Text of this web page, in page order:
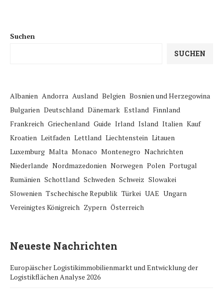
Suchen
SUCHEN
Albanien Andorra Ausland Belgien Bosnien und Herzegowina
Bulgarien Deutschland Dänemark Estland Finnland
Frankreich Griechenland Guide Irland Island Italien Kauf
Kroatien Leitfaden Lettland Liechtenstein Litauen
Luxemburg Malta Monaco Montenegro Nachrichten
Niederlande Nordmazedonien Norwegen Polen Portugal
Rumänien Schottland Schweden Schweiz Slowakei
Slowenien Tschechische Republik Türkei UAE Ungarn
Vereinigtes Königreich Zypern Österreich
Neueste Nachrichten
Europäischer Logistikimmobilienmarkt und Entwicklung der
Logistikflächen Analyse 2026